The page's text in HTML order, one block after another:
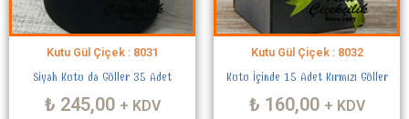
Kutu Gül Çiçek : 8031
Siyah Kutu da Güller 35 Adet
₺ 245,00 + KDV
Kutu Gül Çiçek : 8032
Kutu İçinde 15 Adet Kırmızı Güller
₺ 160,00 + KDV